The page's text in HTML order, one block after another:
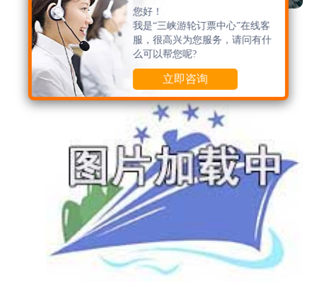
长江壹号游轮大堂
长江壹号行政套房
萢沫o：长江壹号游轮确实蛮好玩儿的，这艘游
轮不算特别大，但是船上的装修很精致，游乐设
施也非常完善，吃住环境也很高级，高级房型还
有亲子优惠，有机会真的可以带孩子去玩一趟。
评论
姓名
您好！
我是“三峡游轮订票中心”在线客
服，很高兴为您服务，请问有什
么可以帮您呢?
立即咨询